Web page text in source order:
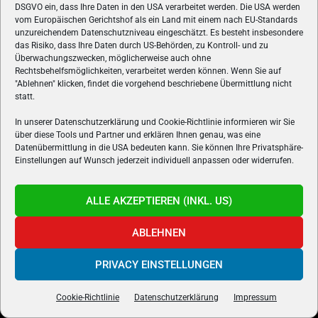
DSGVO ein, dass Ihre Daten in den USA verarbeitet werden. Die USA werden
vom Europäischen Gerichtshof als ein Land mit einem nach EU-Standards
unzureichendem Datenschutzniveau eingeschätzt. Es besteht insbesondere
das Risiko, dass Ihre Daten durch US-Behörden, zu Kontroll- und zu
Überwachungszwecken, möglicherweise auch ohne
Rechtsbehelfsmöglichkeiten, verarbeitet werden können. Wenn Sie auf
"Ablehnen" klicken, findet die vorgehend beschriebene Übermittlung nicht
statt.
In unserer Datenschutzerklärung und Cookie-Richtlinie informieren wir Sie
über diese Tools und Partner und erklären Ihnen genau, was eine
Datenübermittlung in die USA bedeuten kann. Sie können Ihre Privatsphäre-
Einstellungen auf Wunsch jederzeit individuell anpassen oder widerrufen.
ALLE AKZEPTIEREN (INKL. US)
ABLEHNEN
PRIVACY EINSTELLUNGEN
Cookie-Richtlinie Datenschutzerklärung Impressum
Simplekey.de
Casino Freispiele ohne Einzahlung
ÜBER UNS